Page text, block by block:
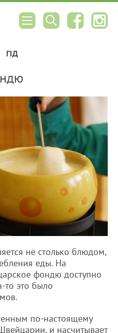
ГІД
не столько блюдом,
еды. На
фондю доступно
то это было
по-настоящему
и насчитывает